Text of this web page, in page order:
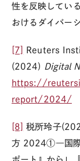
性を反映してい
おけるダイバー
[7]
Reuters
(2024) Digital
https://
report/2024/
[8] 税所玲子
方 2024①― 国